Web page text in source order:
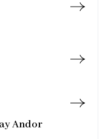
Andor